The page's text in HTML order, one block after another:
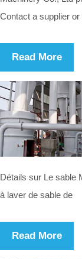
Contact a supplier
Read More
Détails sur Le sable
à laver de sable de
Read More